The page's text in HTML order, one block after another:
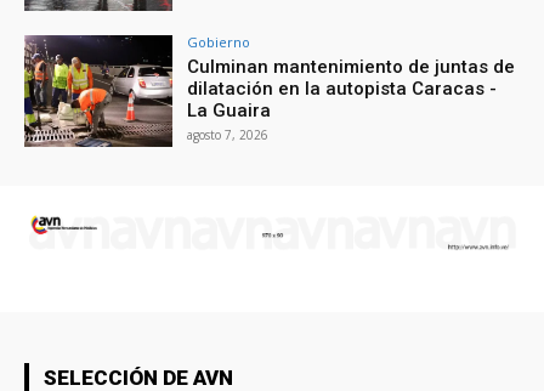
Gobierno
Culminan mantenimiento de juntas de
dilatación en la autopista Caracas -
La Guaira
agosto 7, 2026
SELECCIÓN DE AVN